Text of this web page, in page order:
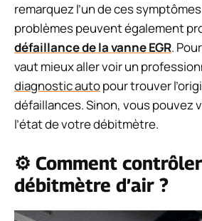
remarquez l’un de ces
problèmes peuvent également
défaillance de la vanne EGR.
vaut mieux aller voir un
diagnostic autopour trouver
défaillances. Sinon, vous pouvez
l’état de votre débitmètre.
⚙️ Comment
débitmètre d’air ?